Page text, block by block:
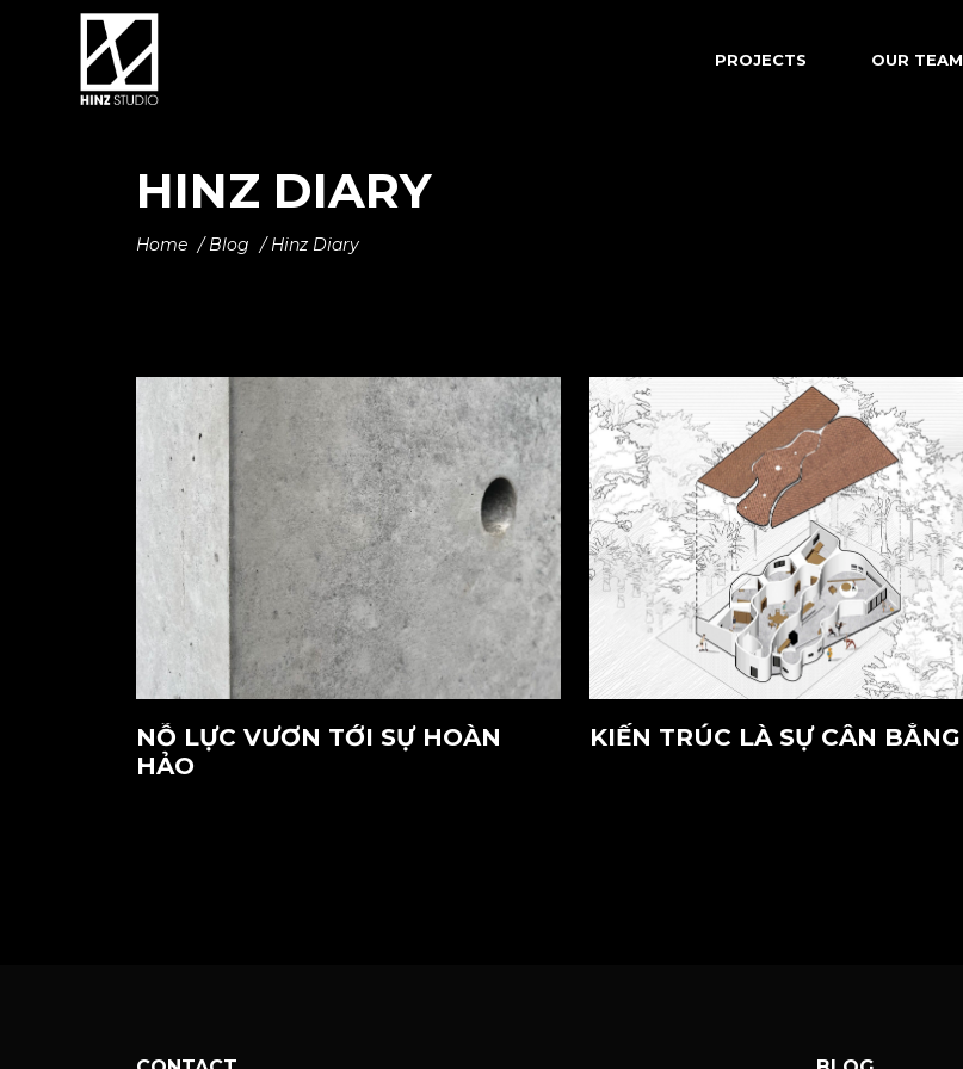
PROJECTS OUR TEAM
HINZ DIARY
Home /Blog /Hinz Diary
NỖ LỰC VƯƠN TỚI SỰ HOÀN
HẢO
KIẾN TRÚC LÀ SỰ CÂN BẰNG